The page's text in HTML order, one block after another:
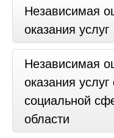
Независимая
оказания услуг
Независимая
оказания
социальной
области